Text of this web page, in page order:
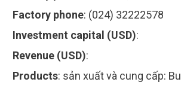
Factory phone: (024) 32222578
Investment capital (USD):
Revenue (USD):
Products: sản xuất và cung cấp: